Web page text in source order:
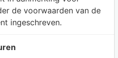
de voorwaarden van de
ingeschreven.